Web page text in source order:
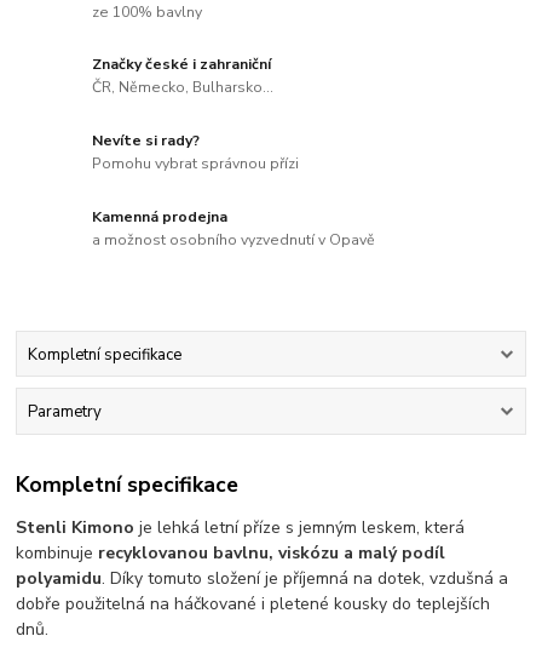
ze 100% bavlny
Značky české i zahraniční
ČR, Německo, Bulharsko...
Nevíte si rady?
Pomohu vybrat správnou přízi
Kamenná prodejna
a možnost osobního vyzvednutí v Opavě
Kompletní specifikace
Parametry
Kompletní specifikace
Stenli Kimono je lehká letní příze s jemným leskem, která
kombinuje recyklovanou bavlnu, viskózu a malý podíl
polyamidu. Díky tomuto složení je příjemná na dotek, vzdušná a
dobře použitelná na háčkované i pletené kousky do teplejších
dnů.